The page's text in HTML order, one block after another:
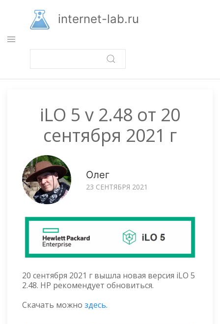
основному
содержанию
internet-lab.ru
iLO 5 v 2.48 от 20
сентября 2021 г
Олег
23 СЕНТЯБРЯ 2021
20 сентября 2021 г вышла новая версия iLO 5
2.48. HP рекомендует обновиться.
Скачать можно здесь.